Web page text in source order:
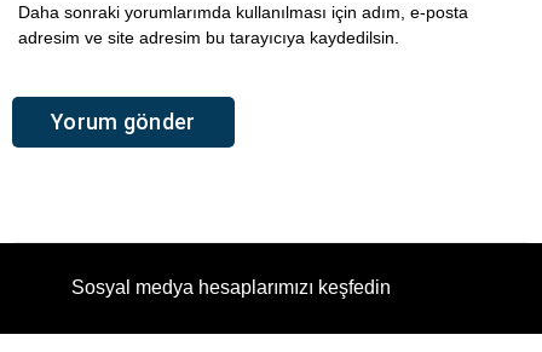
Daha sonraki yorumlarımda kullanılması için adım, e-posta
adresim ve site adresim bu tarayıcıya kaydedilsin.
Sosyal medya hesaplarımızı keşfedin